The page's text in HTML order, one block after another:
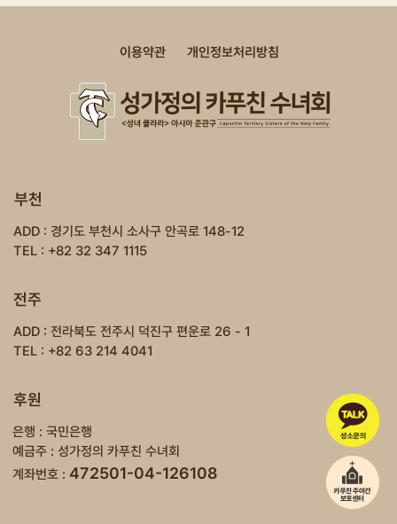
이용약관 개인정보처리방침
부천
ADD : 경기도 부천시 소사구 안곡로 148-12
TEL : +82 32 347 1115
전주
ADD : 전라북도 전주시 덕진구 편운로 26 - 1
TEL : +82 63 214 4041
후원
은행 : 국민은행
예금주 : 성가정의 카푸친 수녀회
계좌번호 : 472501-04-126108